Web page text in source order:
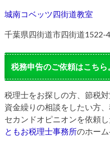
城南コベッツ四街道教室
千葉県四街道市四街道1522-
税務申告のご依頼はこちら
税理士をお探しの方、節税
資金繰りの相談をしたい方
セカンドオピニオンを依頼
ともお税理士事務所のホーム